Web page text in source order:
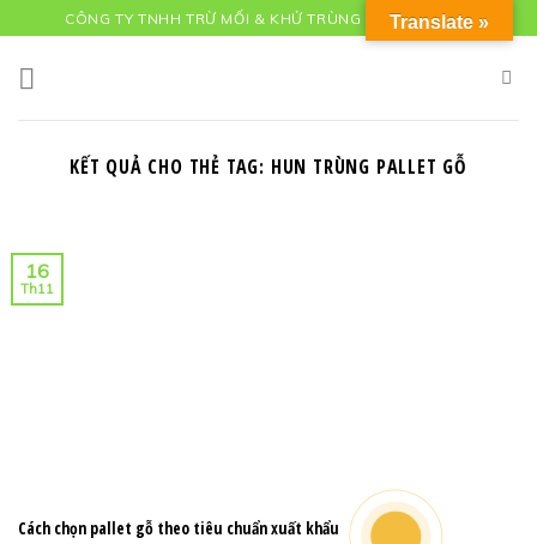
to
content
CÔNG TY TNHH TRỪ MỐI & KHỬ TRÙNG QUỐC TẾ (ITF)
KẾT QUẢ CHO THẺ TAG: HUN TRÙNG PALLET GỖ
Cách chọn pallet gỗ theo tiêu chuẩn xuất khẩu
16
Th11
Translate »